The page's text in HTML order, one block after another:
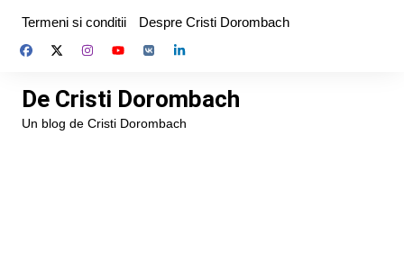
content
Termeni si conditii Despre Cristi Dorombach
De Cristi Dorombach
Un blog de Cristi Dorombach